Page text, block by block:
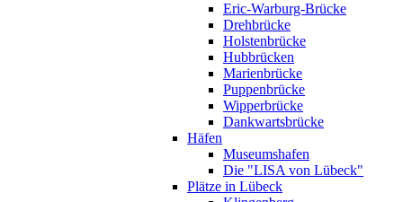
Eric-Warburg-Brücke
Drehbrücke
Holstenbrücke
Hubbrücken
Marienbrücke
Puppenbrücke
Wipperbrücke
Dankwartsbrücke
Häfen
Museumshafen
Die "LISA von Lübeck"
Plätze in Lübeck